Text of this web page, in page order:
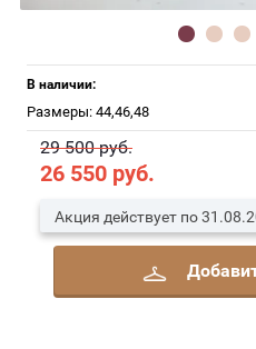
В наличии:
Размеры: 44,46,48
29 500 руб.
Акция действует по
26 550 руб.